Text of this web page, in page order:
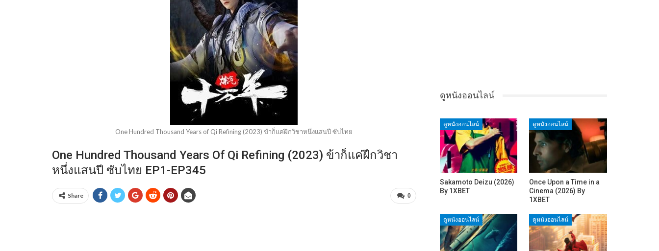
One Hundred Thousand Years of Qi Refining (2023) ข้าก็แค่ฝึกวิชาหนึ่งแสนปี ซับไทย
One Hundred Thousand Years Of Qi Refining (2023) ข้าก็แค่ฝึกวิชา
หนึ่งแสนปี ซับไทย EP1-EP345
0
Share
ดูหนังออนไลน์
ดูหนังออนไลน์
Sakamoto Deizu (2026)
By 1XBET
ดูหนังออนไลน์
Once Upon a Time in a
Cinema (2026) By
1XBET
ดูหนังออนไลน์ ดูหนังออนไลน์